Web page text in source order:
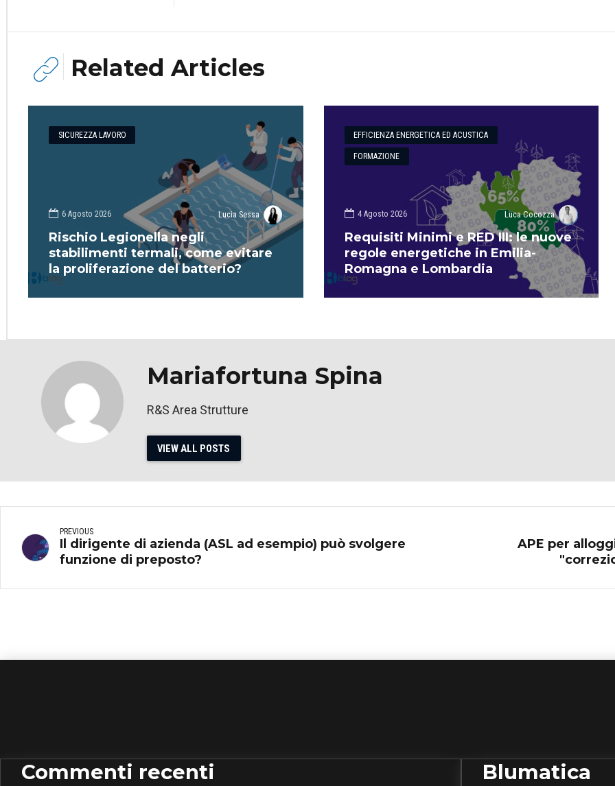
Related Articles
SICUREZZA LAVORO
6 Agosto 2026 Lucia Sessa
Rischio Legionella negli
stabilimenti termali, come evitare
la proliferazione del batterio?
EFFICIENZA ENERGETICA ED ACUSTICA
FORMAZIONE
4 Agosto 2026 Luca Cocozza
Requisiti Minimi e RED III: le nuove
regole energetiche in Emilia-
Romagna e Lombardia
Mariafortuna Spina
R&S Area Strutture
VIEW ALL POSTS
PREVIOUS
Il dirigente di azienda (ASL ad esempio) può svolgere
funzione di preposto?
APE per
Commenti recenti Blumatica